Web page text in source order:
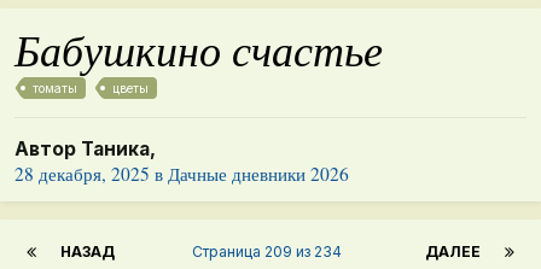
Бабушкино счастье
томаты цветы
Автор Таника,
28 декабря, 2025 в Дачные дневники 2026
НАЗАД ДАЛЕЕ
Страница 209 из 234